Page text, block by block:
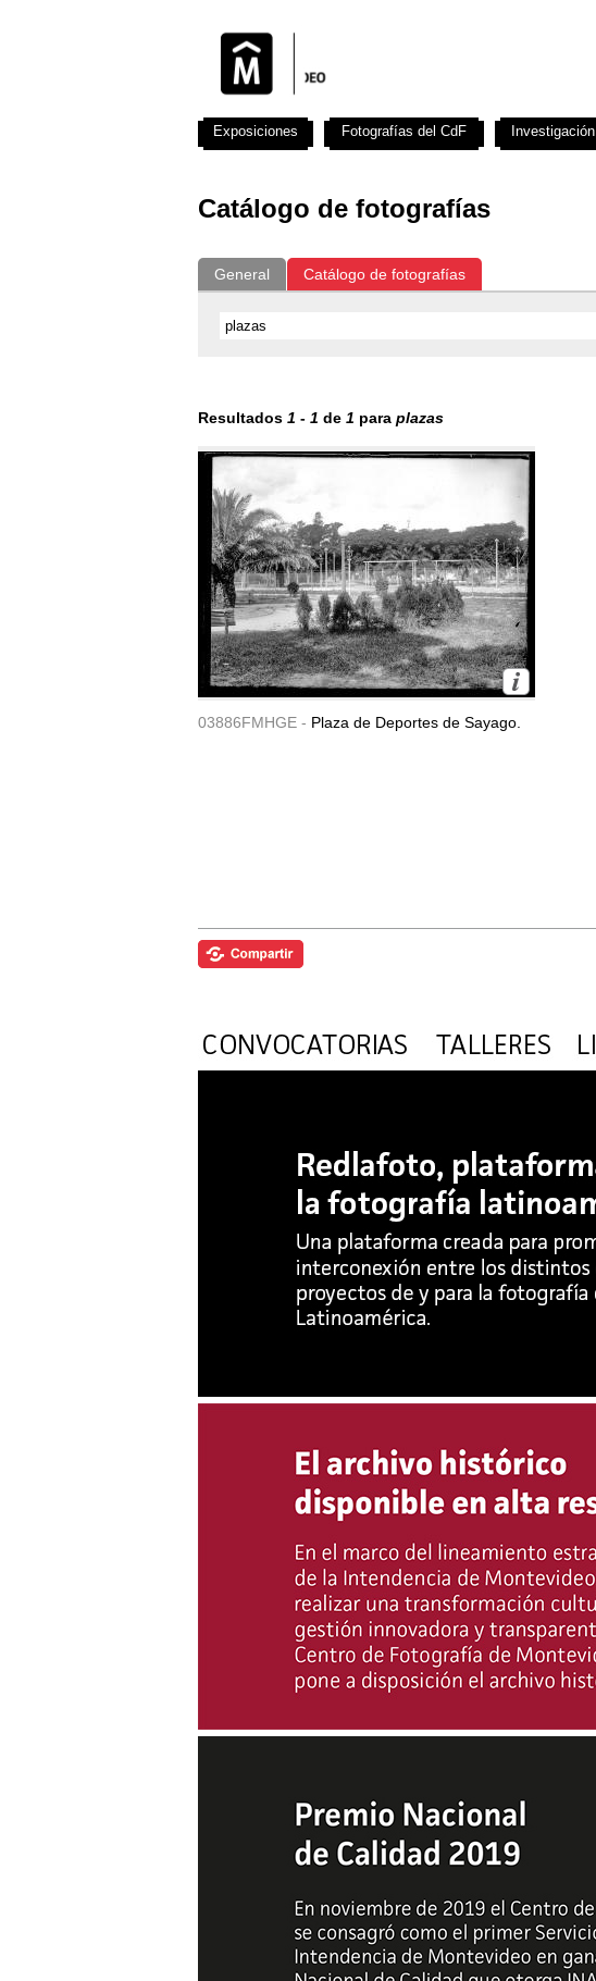
Catálogo de fotografías
General Catálogo de fotografías
Resultados 1 - 1 de 1 para plazas
03886FMHGE - Plaza de Deportes de Sayago.
Exposiciones Fotografías del CdF Investigación